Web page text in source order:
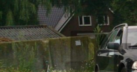
to
content